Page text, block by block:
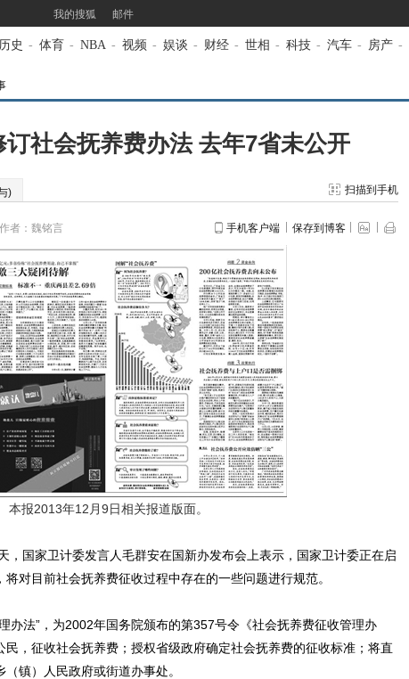
我的搜狐 邮件
历史 - 体育 - NBA - 视频 - 娱谈 - 财经 - 世相 - 科技 - 汽车 - 房产 -
社会抚养费办法 去年7省未公开
) 扫描到手机
作者：魏铭言 手机客户端 保存到博客
本报2013年12月9日相关报道版面。
国家卫计委发言人毛群安在国新办发布会上表示，国家卫计委正在启
对目前社会抚养费征收过程中存在的一些问题进行规范。
法”，为2002年国务院颁布的第357号令《社会抚养费征收管理办
，征收社会抚养费；授权省级政府确定社会抚养费的征收标准；将直
镇）人民政府或街道办事处。